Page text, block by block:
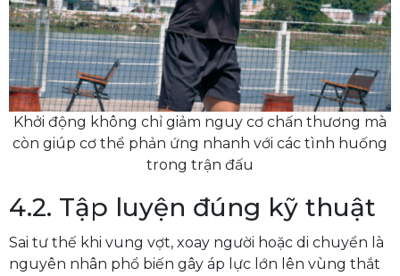
Khởi động không chỉ giảm nguy cơ chấn thương mà
còn giúp cơ thể phản ứng nhanh với các tình huống
trong trận đấu
4.2. Tập luyện đúng kỹ thuật
Sai tư thế khi vung vợt, xoay người hoặc di chuyển là
nguyên nhân phổ biến gây áp lực lớn lên vùng thắt